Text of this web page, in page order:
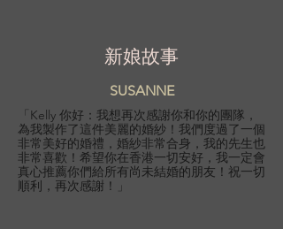
新娘故事
SUSANNE
「Kelly 你好：我想再次感謝你和你的團隊，
為我製作了這件美麗的婚紗！我們度過了一個
非常美好的婚禮，婚紗非常合身，我的先生也
非常喜歡！希望你在香港一切安好，我一定會
真心推薦你們給所有尚未結婚的朋友！祝一切
順利，再次感謝！」